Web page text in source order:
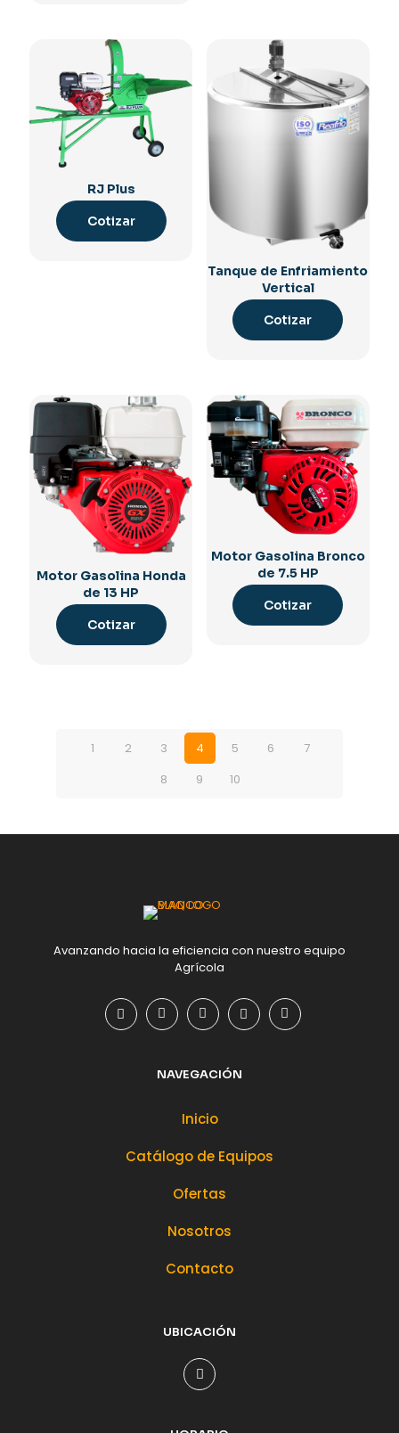
RJ Plus
Cotizar
Tanque de Enfriamiento
Vertical
Cotizar
Motor Gasolina Honda
de 13 HP
Cotizar
Motor Gasolina Bronco
de 7.5 HP
Cotizar
1 2 3 4 5 6
7
8
9 10
Avanzando hacia la eficiencia con nuestro equipo
Agrícola
NAVEGACIÓN
Inicio
Catálogo de Equipos
Ofertas
Nosotros
Contacto
UBICACIÓN